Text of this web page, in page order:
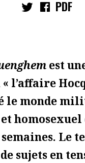
PDF
est
l’affaire
le monde
homosexuel
Le
sujets en